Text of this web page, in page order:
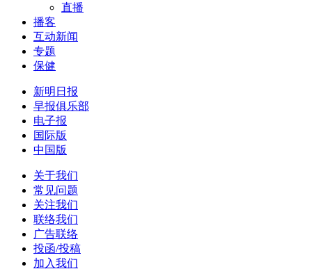
直播
播客
互动新闻
专题
保健
新明日报
早报俱乐部
电子报
国际版
中国版
关于我们
常见问题
关注我们
联络我们
广告联络
投函/投稿
加入我们